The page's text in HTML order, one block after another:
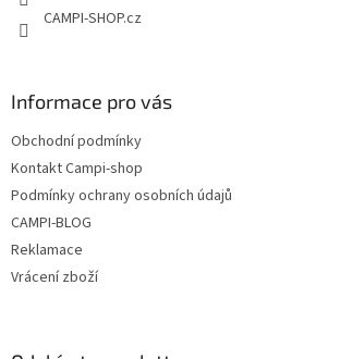
CAMPI-SHOP.cz
Informace pro vás
Obchodní podmínky
Kontakt Campi-shop
Podmínky ochrany osobních údajů
CAMPI-BLOG
Reklamace
Vrácení zboží